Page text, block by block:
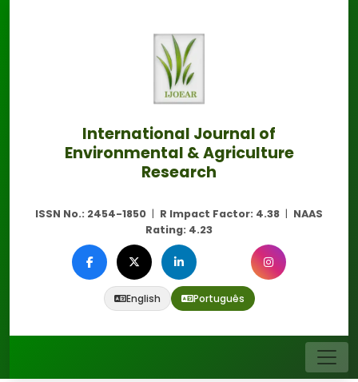
International Journal of
Environmental & Agriculture
Research
ISSN No.: 2454-1850 | R Impact Factor: 4.38 | NAAS
Rating: 4.23
English Português